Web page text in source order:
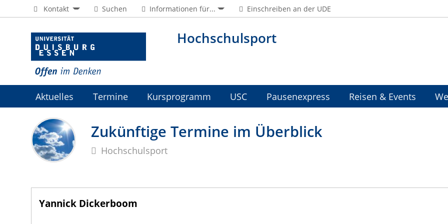
Hochschulsport
Kontakt Suchen Informationen für... Einschreiben an der UDE
Aktuelles Termine Kursprogramm USC Pausenexpress Reisen & Events
Jobs
Zukünftige Termine im Überblick
Hochschulsport
Yannick Dickerboom